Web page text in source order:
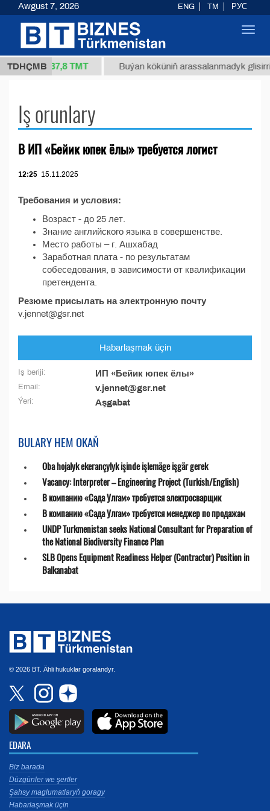
TDHÇMB
34/1 (kg.) 37,8 ТМТ Buýan köküniň arassalanmadyk
Iş orunlary
В ИП «Бейик юпек ёлы» требуется логист
12:25 15.11.2025
Требования и условия:
Возраст - до 25 лет.
Знание английского языка в совершенстве.
Место работы – г. Ашхабад
Заработная плата - по результатам
собеседования, в зависимости от квалификации
претендента.
Резюме присылать на электронную почту
v.jennet@gsr.net
Habarlaşmak üçin
Iş beriji: ИП «Бейик юпек ёлы»
Email: v.jennet@gsr.net
Ýeri: Aşgabat
BULARY HEM OKAŇ
Oba hojalyk ekerançylyk işinde işlemäge işgär gerek
Vacancy: Interpreter – Engineering Project (Turkish/English)
В компанию «Сада Улгам» требуется электросварщик
В компанию «Сада Улгам» требуется менеджер по продажам
UNDP Turkmenistan seeks National Consultant for Preparation of
the National Biodiversity Finance Plan
SLB Opens Equipment Readiness Helper (Contractor) Position in
Balkanabat
© 2026 BT. Ähli hukuklar goralandyr.
EDARA
Biz barada
Düzgünler we şertler
Şahsy maglumatlaryň goragy
Habarlaşmak üçin
Awgust 7, 2026 ENG TM РУС